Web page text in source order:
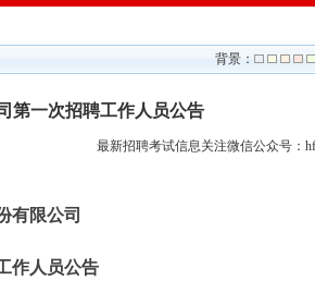
背景：
第一次招聘工作人员公告
最新招聘考试信息关注微信公众号：
有限公司
作人员公告